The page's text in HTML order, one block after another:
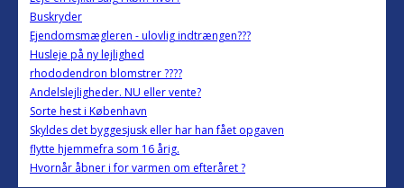
Buskryder
Ejendomsmægleren - ulovlig indtrængen???
Husleje på ny lejlighed
rhododendron blomstrer ????
Andelslejligheder. NU eller vente?
Sorte hest i København
Skyldes det byggesjusk eller har han fået opgaven
flytte hjemmefra som 16 årig.
Hvornår åbner i for varmen om efteråret ?